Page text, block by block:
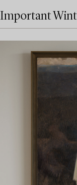
Important